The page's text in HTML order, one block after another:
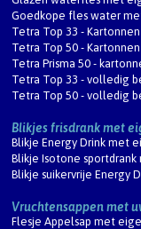
Goedkope fles water
Tetra Top 33 -
Tetra Top 50 -
Tetra Prisma 50 -
Tetra Top 33 - volledig
Tetra Top 50 - volledig
Blikjes frisdrank met
Blikje Energy Drink met
Blikje Isotone
Blikje suikervrije Energy
Vruchtensappen met
Flesje Appelsap met